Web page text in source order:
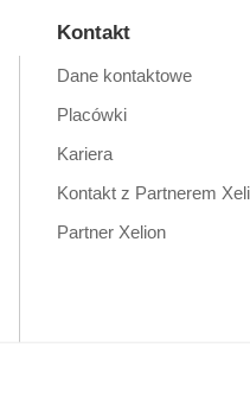
Kontakt
Dane kontaktowe
Placówki
Kariera
Kontakt z Partnerem
Partner Xelion